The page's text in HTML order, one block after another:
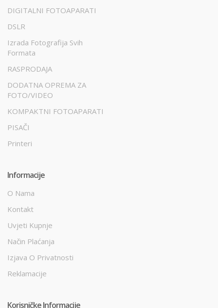
DIGITALNI FOTOAPARATI
DSLR
Izrada Fotografija Svih
Formata
RASPRODAJA
DODATNA OPREMA ZA
FOTO/VIDEO
KOMPAKTNI FOTOAPARATI
PISAČI
Printeri
Informacije
O Nama
Kontakt
Uvjeti Kupnje
Način Plaćanja
Izjava O Privatnosti
Reklamacije
Korisničke Informacije